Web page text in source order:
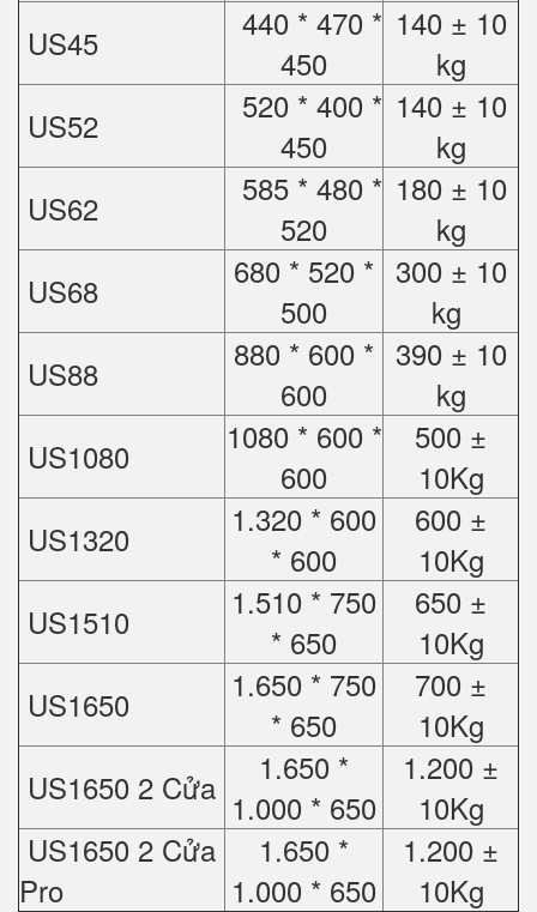
US45
440 * 470 *
450
140 ± 10
kg
US52
520 * 400 *
450
140 ± 10
kg
US62
585 * 480 *
520
180 ± 10
kg
US68
680 * 520 *
500
300 ± 10
kg
US88
880 * 600 *
600
390 ± 10
kg
US1080
1080 * 600 *
600
500 ±
10Kg
US1320
1.320 * 600
* 600
600 ±
10Kg
US1510
1.510 * 750
* 650
650 ±
10Kg
US1650
1.650 * 750
* 650
700 ±
10Kg
US1650 2 Cửa
1.650 *
1.000 * 650
1.200 ±
10Kg
US1650 2 Cửa
Pro
1.650 *
1.000 * 650
1.200 ±
10Kg